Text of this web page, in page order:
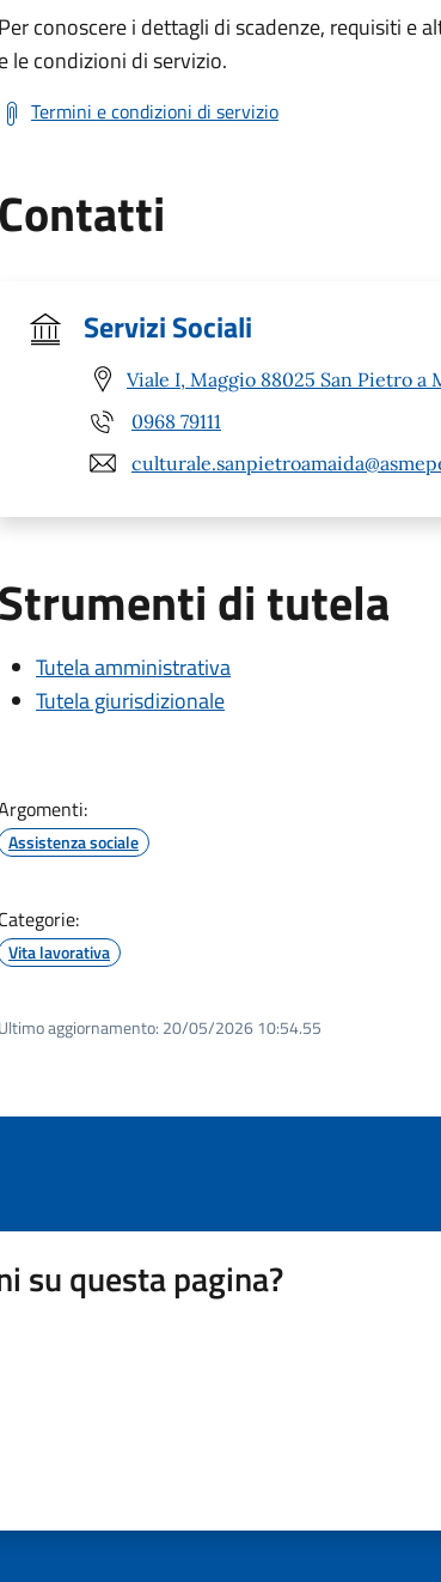
Per conoscere i dettagli di scadenze, requisiti e
e le condizioni di servizio.
Termini e condizioni di servizio
Contatti
Servizi Sociali
Viale I, Maggio 88025 San Pietro a
0968 79111
Strumenti di tutela
Tutela amministrativa
Tutela giurisdizionale
Assistenza sociale
Categorie:
Vita lavorativa
Ultimo aggiornamento: 20/05/2026 10:54.55
su questa pagina?